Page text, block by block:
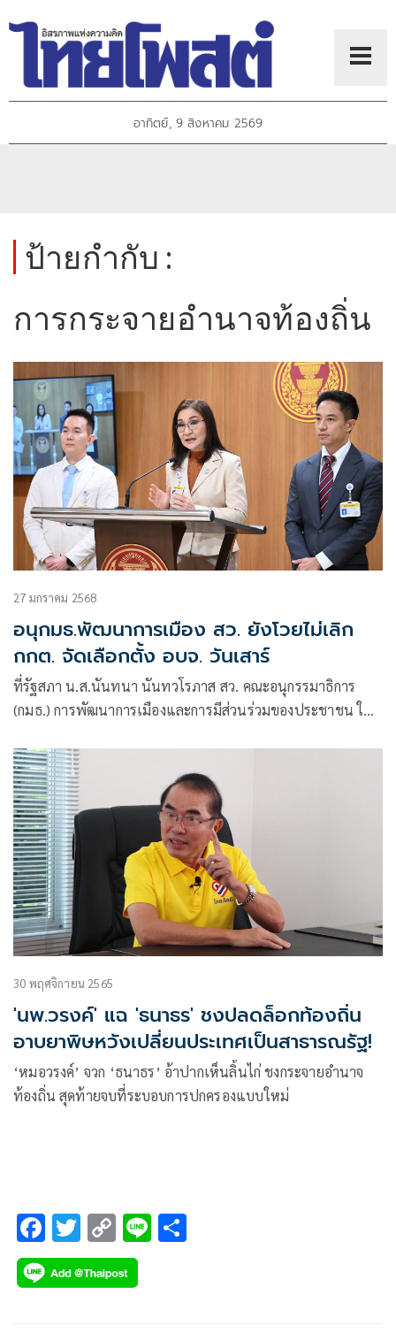
อาทิตย์, 9 สิงหาคม 2569
ป้ายกำกับ :
การกระจายอำนาจท้องถิ่น
27 มกราคม 2568
อนุกมธ.พัฒนาการเมือง สว. ยังโวยไม่เลิก
กกต. จัดเลือกตั้ง อบจ. วันเสาร์
ที่รัฐสภา น.ส.นันทนา นันทวโรภาส สว. คณะอนุกรรมาธิการ
(กมธ.) การพัฒนาการเมืองและการมีส่วนร่วมของประชาชน ใน
มนุษยชน สิทธิเสรีภาพ และการคุ้มครองผู้บริโภค วุฒิสภา
30 พฤศจิกายน 2565
'นพ.วรงค์' แฉ 'ธนาธร' ชงปลดล็อกท้องถิ่น
อาบยาพิษหวังเปลี่ยนประเทศเป็นสาธารณรัฐ!
‘หมอวรงค์’ จวก ‘ธนาธร’ อ้าปากเห็นลิ้นไก่ ชงกระจายอำนาจ
ท้องถิ่น สุดท้ายจบที่ระบอบการปกครองแบบใหม่
F
ac
e
T
wi
tt
C
o
p
Li